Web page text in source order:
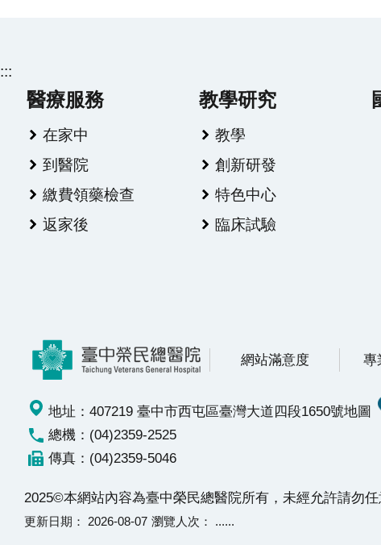
:::
醫療服務
在家中
到醫院
繳費領藥檢查
返家後
教學研究
教學
創新研發
特色中心
臨床試驗
網站滿意度 專
地址：407219 臺中市西屯區臺灣大道四段1650號地圖
總機：(04)2359-2525
傳真：(04)2359-5046
2025©本網站內容為臺中榮民總醫院所有，未經允許請勿
更新日期 2026-08-07 瀏覽人次 ......